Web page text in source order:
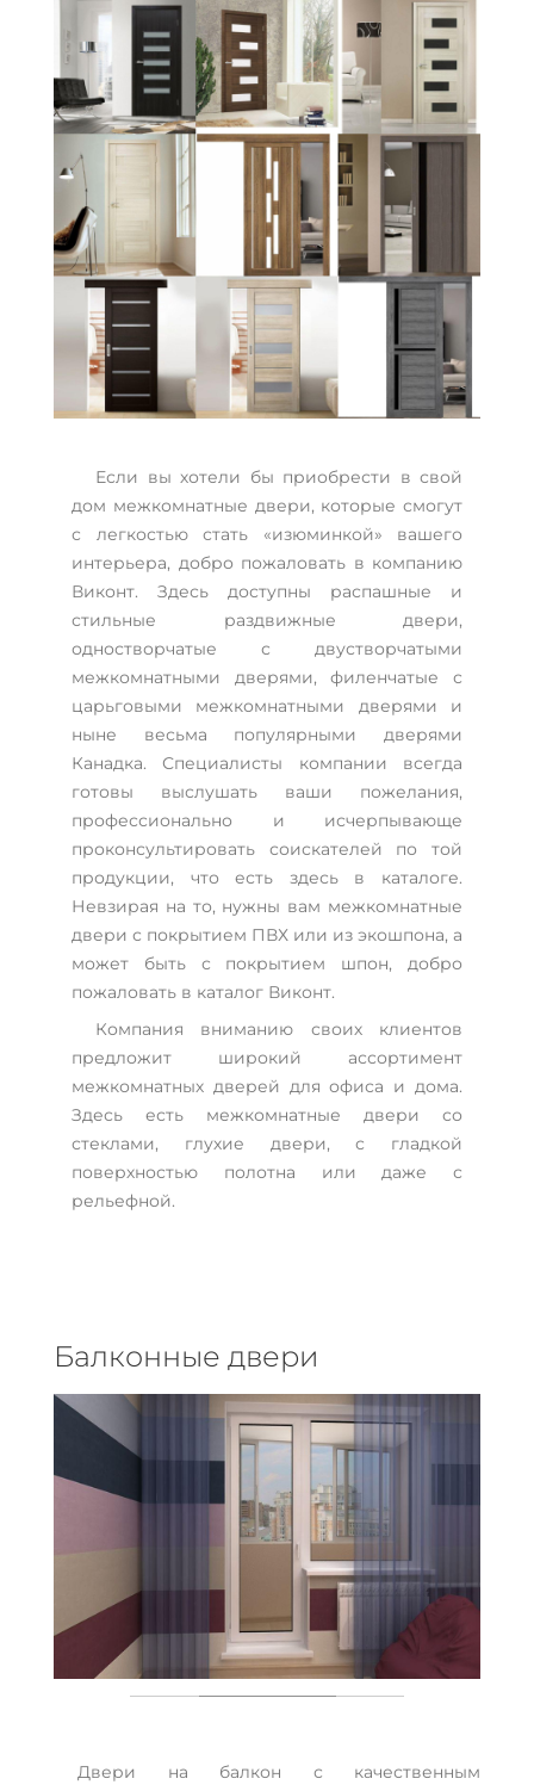
Если вы хотели бы приобрести в свой
дом межкомнатные двери, которые смогут
с легкостью стать «изюминкой» вашего
интерьера, добро пожаловать в компанию
Виконт. Здесь доступны распашные и
стильные раздвижные двери,
одностворчатые с двустворчатыми
межкомнатными дверями, филенчатые с
царьговыми межкомнатными дверями и
ныне весьма популярными дверями
Канадка. Специалисты компании всегда
готовы выслушать ваши пожелания,
профессионально и исчерпывающе
проконсультировать соискателей по той
продукции, что есть здесь в каталоге.
Невзирая на то, нужны вам межкомнатные
двери с покрытием ПВХ или из экошпона, а
может быть с покрытием шпон, добро
пожаловать в каталог Виконт.
Компания вниманию своих клиентов
предложит широкий ассортимент
межкомнатных дверей для офиса и дома.
Здесь есть межкомнатные двери со
стеклами, глухие двери, с гладкой
поверхностью полотна или даже с
рельефной.
Балконные двери
Двери на балкон с качественным